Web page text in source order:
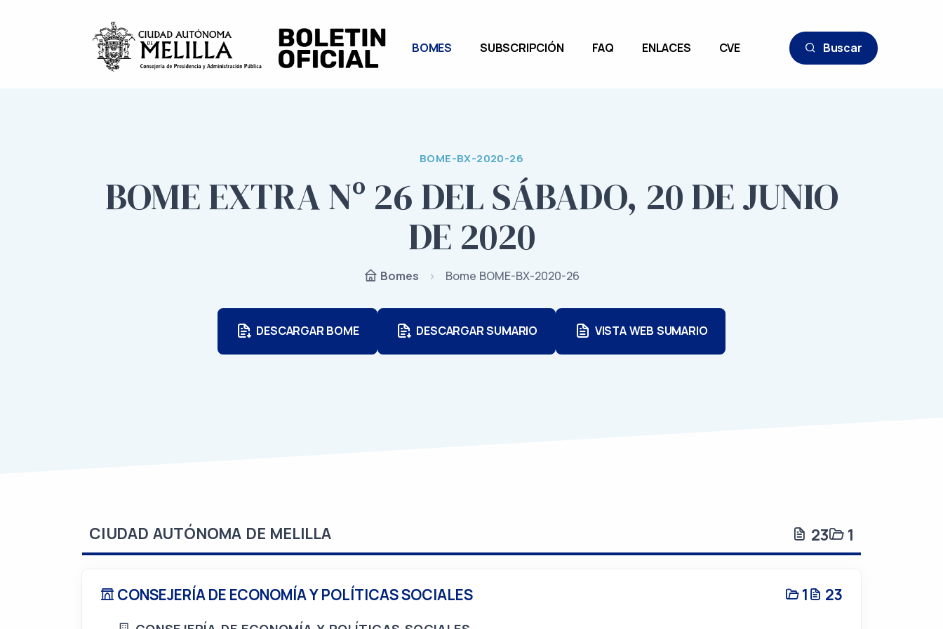
BOMES SUBSCRIPCIÓN FAQ ENLACES CVE Buscar
BOME-BX-2020-26
BOME EXTRA Nº 26 DEL SÁBADO, 20 DE JUNIO
DE 2020
Bomes Bome BOME-BX-2020-26
DESCARGAR BOME DESCARGAR SUMARIO VISTA WEB SUMARIO
CIUDAD AUTÓNOMA DE MELILLA 23 1
CONSEJERÍA DE ECONOMÍA Y POLÍTICAS SOCIALES 1 23